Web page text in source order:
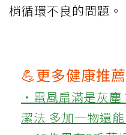
梢循環不良的問題。
💪更多健康推薦
‧電風扇滿是灰
潔法 多加一物還